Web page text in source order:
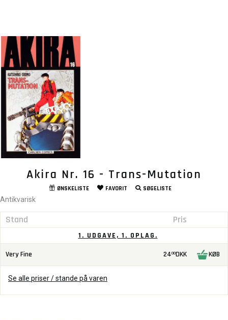
Akira Nr. 16 - Trans-Mutation
ØNSKELISTE FAVORIT SØGELISTE
Antikvarisk
Stand Pris
1. UDGAVE, 1. OPLAG.
Very Fine 2400DKK KØB
Se alle priser / stande på varen